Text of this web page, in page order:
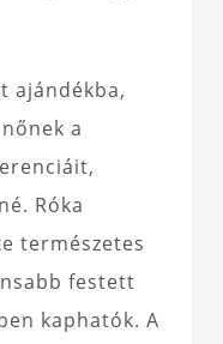
ajándékba,
a
Róka
természetes
festett
kaphatók. A